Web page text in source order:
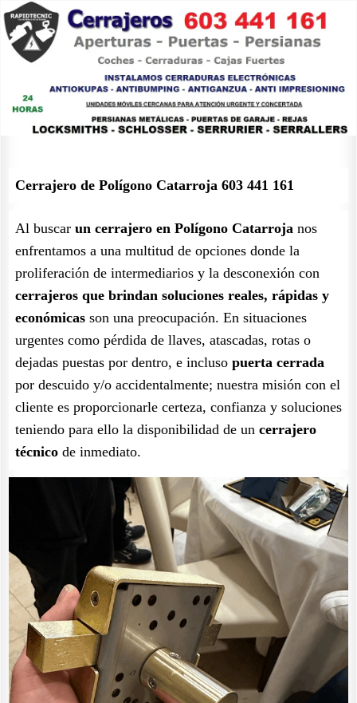
Cerrajero de Polígono Catarroja 603 441 161
Al buscar un cerrajero en Polígono Catarroja nos
enfrentamos a una multitud de opciones donde la
proliferación de intermediarios y la desconexión con
cerrajeros que brindan soluciones reales, rápidas y
económicas son una preocupación. En situaciones
urgentes como pérdida de llaves, atascadas, rotas o
dejadas puestas por dentro, e incluso puerta cerrada
por descuido y/o accidentalmente; nuestra misión con el
cliente es proporcionarle certeza, confianza y soluciones
teniendo para ello la disponibilidad de un cerrajero
técnico de inmediato.